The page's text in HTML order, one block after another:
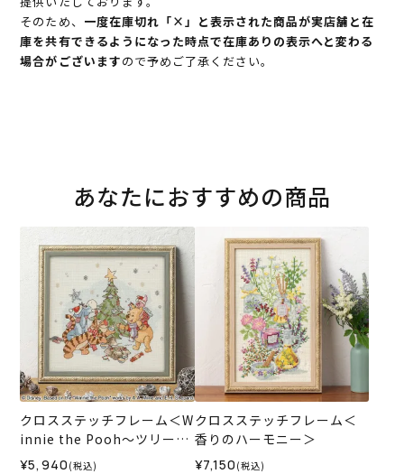
そのため、 一度在庫切れ「×」と表示された商品が実店舗と在
庫を共有できるようになった時点で在庫ありの表示へと変わる
場合がございますので予めご了承ください。
あなたにおすすめの商品
クロスステッチフレーム＜W
innie the Pooh～ツリーの
飾りつけ～＞
¥5,940 (税込)
クロスステッチフレーム＜
香りのハーモニー＞
¥7,150 (税込)